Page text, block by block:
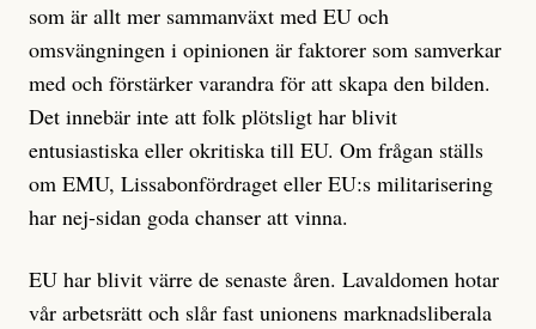
som är allt mer sammanväxt med EU och
omsvängningen i opinionen är faktorer som samverkar
med och förstärker varandra för att skapa den bilden.
Det innebär inte att folk plötsligt har blivit
entusiastiska eller okritiska till EU. Om frågan ställs
om EMU, Lissabonfördraget eller EU:s militarisering
har nej-sidan goda chanser att vinna.
EU har blivit värre de senaste åren. Lavaldomen hotar
vår arbetsrätt och slår fast unionens marknadsliberala